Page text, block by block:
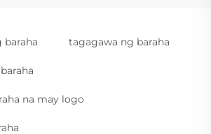
tagagawa ng baraha
na may logo